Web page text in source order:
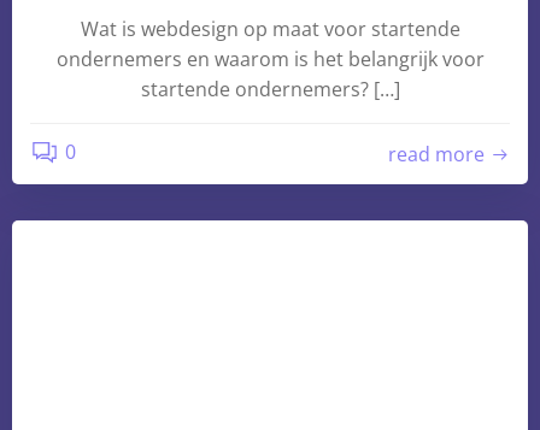
Wat is webdesign op maat voor startende
ondernemers en waarom is het belangrijk voor
startende ondernemers? […]
0 read more